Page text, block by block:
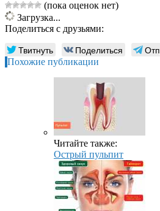
(пока оценок нет)
Загрузка...
Поделиться с друзьями:
Твитнуть Поделиться
Похожие публикации
Читайте также:
Острый пульпит